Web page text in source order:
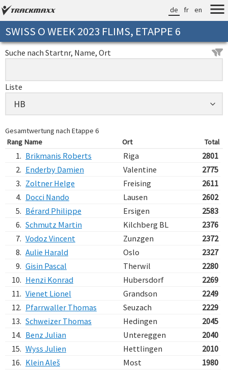
de fr en
SWISS O WEEK 2023 FLIMS, ETAPPE 6
Suche nach Startnr, Name, Ort
Liste
Gesamtwertung nach Etappe 6
Rang Name Ort Total
1. Brikmanis Roberts Riga
2801
2. Enderby Damien Valentine
2775
3. Zoltner Helge Freising
2611
4. Docci Nando Lausen
2602
5. Bérard Philippe Ersigen
2583
6. Schmutz Martin Kilchberg BL
2376
7. Vodoz Vincent Zunzgen
2372
8. Aulie Harald Oslo
2327
9. Gisin Pascal Therwil
2280
10. Henzi Konrad Hubersdorf
2269
11. Vienet Lionel Grandson
2249
12. Pfarrwaller Thomas Seuzach
2229
13. Schweizer Thomas Hedingen
2045
14. Benz Julian Untereggen
2040
15. Wyss Julien Hettlingen
2010
16. Klein Aleš Most
1980